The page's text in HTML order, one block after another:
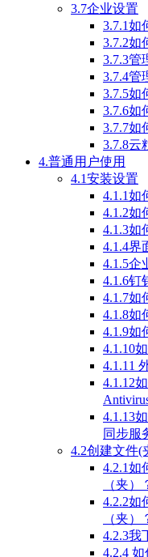
3.7企业设置
3.7.1如
3.7.2如
3.7.3管
3.7.4管
3.7.5如
3.7.6如
3.7.7如
3.7.8云
4.普通用户使用
4.1安装设置
4.1.1如
4.1.2如
4.1.3如
4.1.4界
4.1.5企
4.1.6钉
4.1.7如
4.1.8如
4.1.9如
4.1.10
4.1.11
4.1.12
4.1.13
同步服
4.2创建文件(
4.2.1如
（夹）
4.2.2如
（夹）
4.2.3我
4.2.4